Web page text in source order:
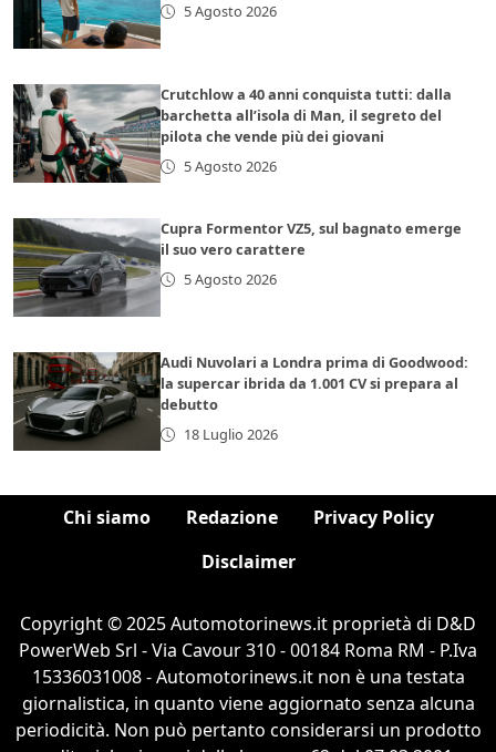
5 Agosto 2026
Crutchlow a 40 anni conquista tutti: dalla
barchetta all’isola di Man, il segreto del
pilota che vende più dei giovani
5 Agosto 2026
Cupra Formentor VZ5, sul bagnato emerge
il suo vero carattere
5 Agosto 2026
Audi Nuvolari a Londra prima di Goodwood:
la supercar ibrida da 1.001 CV si prepara al
debutto
18 Luglio 2026
Chi siamo Redazione
Privacy Policy
Disclaimer
Copyright © 2025 Automotorinews.it proprietà di D&D
PowerWeb Srl - Via Cavour 310 - 00184 Roma RM - P.Iva
15336031008 - Automotorinews.it non è una testata
giornalistica, in quanto viene aggiornato senza alcuna
periodicità. Non può pertanto considerarsi un prodotto